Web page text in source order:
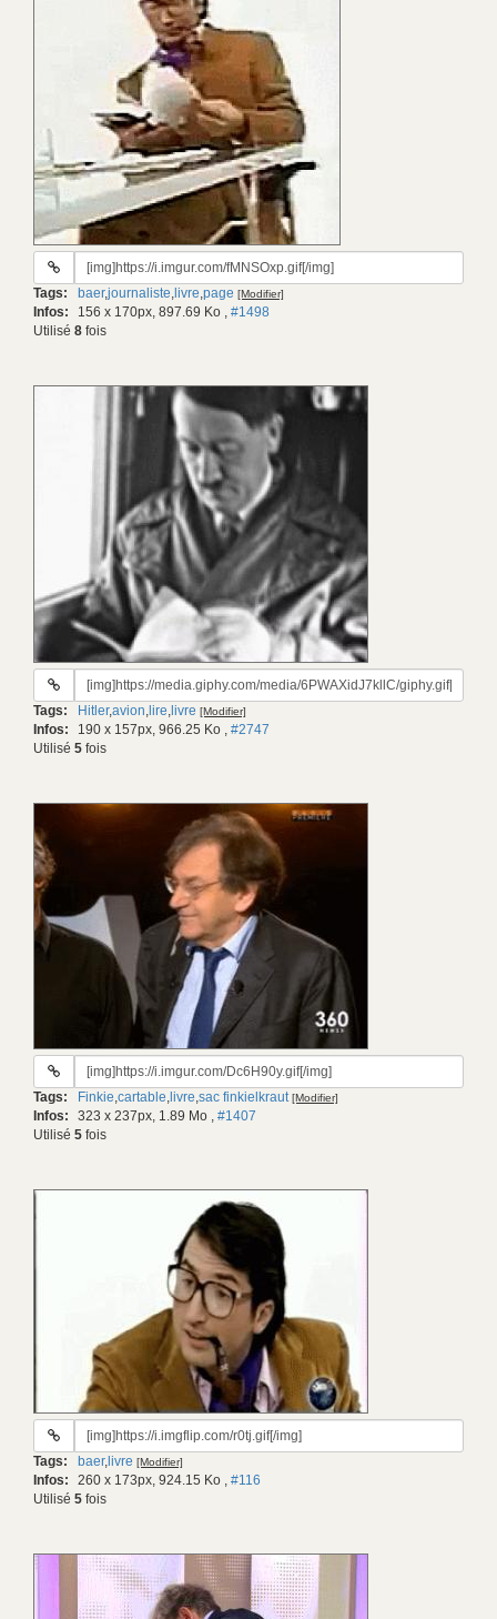
URL
gif:
Tags: baer,journaliste, livre,page [Modifier]
Infos: 156 x 170px, 897.69 Ko , #1498
Utilisé 8 fois
URL
gif:
Tags: Hitler,avion, lire, livre [Modifier]
Infos: 190 x 157px, 966.25 Ko , #2747
Utilisé 5 fois
URL
gif:
Tags: Finkie,cartable, livre,sac finkielkraut [Modifier]
Infos: 323 x 237px, 1.89 Mo , #1407
Utilisé 5 fois
URL
gif:
Tags: baer, livre [Modifier]
Infos: 260 x 173px, 924.15 Ko , #116
Utilisé 5 fois